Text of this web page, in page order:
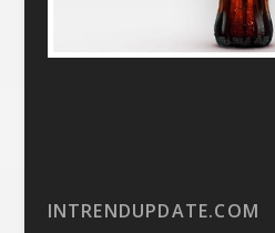
INTRENDUPDATE.COM